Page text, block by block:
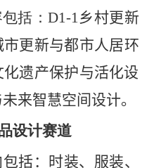
括：D1-1乡村更新
市更新与都市人居环
化遗产保护与活化设
来智慧空间设计。
设计赛道
括：时装、服装、